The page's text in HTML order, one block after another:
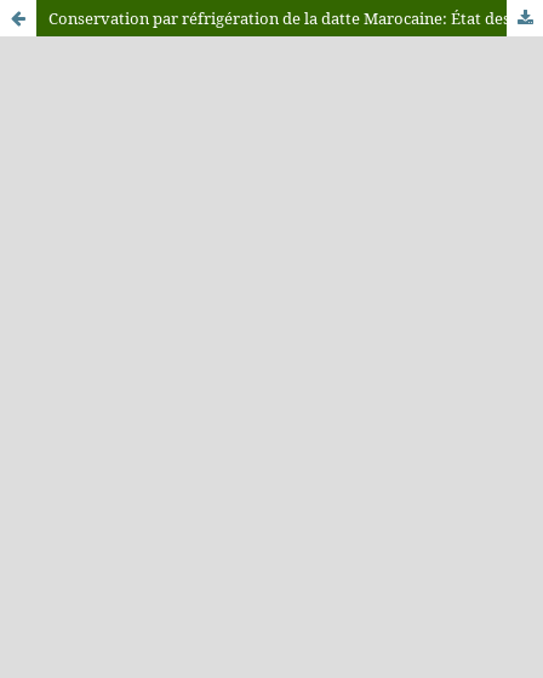
Conservation par réfrigération de la datte Marocaine: État des lieux et évaluation des critères physiques et sensoriels de la qualité